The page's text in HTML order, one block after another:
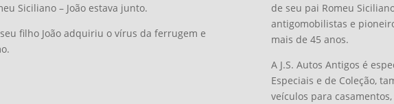
Siciliano – João estava junto.
filho João adquiriu o vírus da ferrugem e
de seu pai Romeu
antigomobilistas e
mais de 45 anos.
A J.S. Autos Antigos é
Especiais e de Coleção,
veículos para